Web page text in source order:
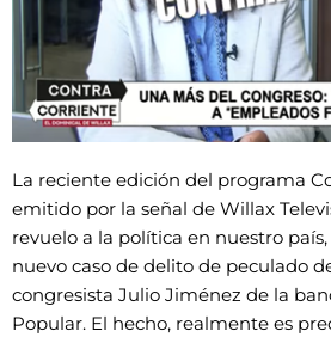
La reciente edición del programa
emitido por la señal de Willax
revuelo a la política en nuestro
nuevo caso de delito de peculado
congresista Julio Jiménez de la
Popular. El hecho, realmente es